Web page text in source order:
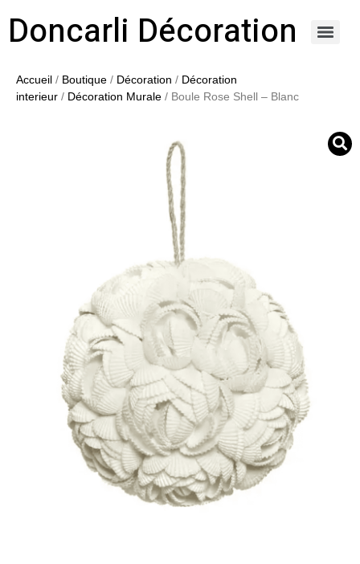
Doncarli Décoration
Accueil / Boutique / Décoration / Décoration
interieur / Décoration Murale / Boule Rose Shell – Blanc